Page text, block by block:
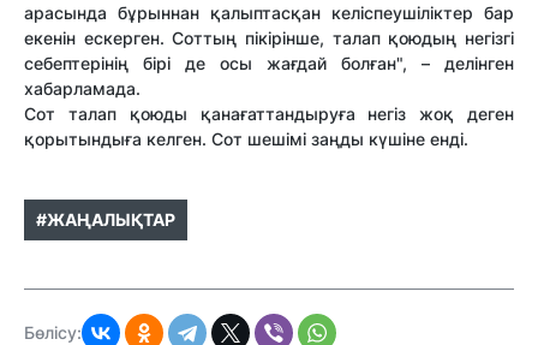
арасында бұрыннан қалыптасқан келіспеушіліктер бар
екенін ескерген. Соттың пікірінше, талап қоюдың негізгі
себептерінің бірі де осы жағдай болған", – делінген
хабарламада.
Сот талап қоюды қанағаттандыруға негіз жоқ деген
қорытындыға келген. Сот шешімі заңды күшіне енді.
#ЖАҢАЛЫҚТАР
Бөлісу: